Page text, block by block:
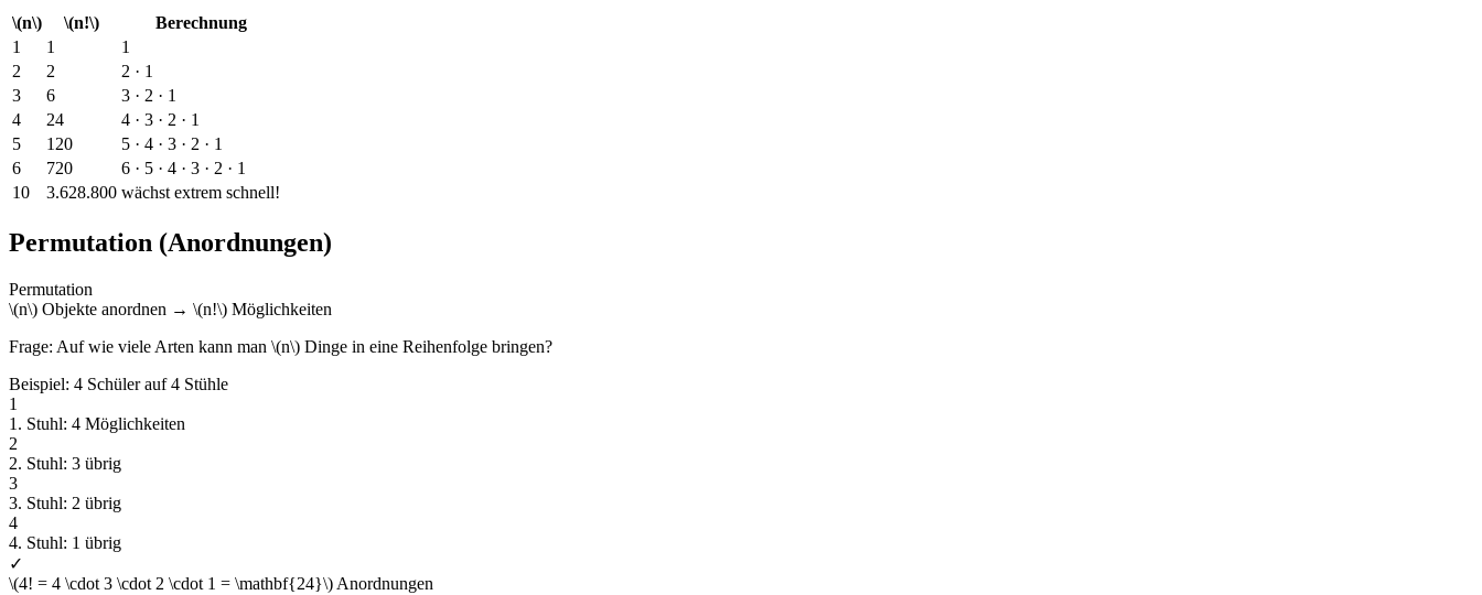
\(n\) \(n!\)
Berechnung
1
1
1
2
2
2 · 1
3
6
3 · 2 · 1
4
24
4 · 3 · 2 · 1
5
120
5 · 4 · 3 · 2 · 1
6
720
6 · 5 · 4 · 3 · 2 · 1
10
3.628.800 wächst extrem schnell!
Permutation (Anordnungen)
Permutation
\(n\) Objekte anordnen → \(n!\) Möglichkeiten
Frage: Auf wie viele Arten kann man \(n\) Dinge in eine Reihenfolge bringen?
Beispiel: 4 Schüler auf 4 Stühle
1
1. Stuhl: 4 Möglichkeiten
2
2. Stuhl: 3 übrig
3
3. Stuhl: 2 übrig
4
4. Stuhl: 1 übrig
✓
\(4! = 4 \cdot 3 \cdot 2 \cdot 1 = \mathbf{24}\) Anordnungen